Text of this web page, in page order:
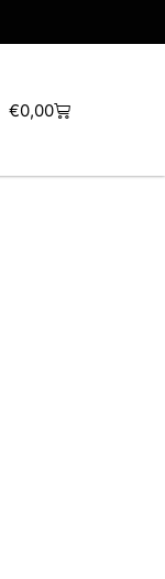
€0,00